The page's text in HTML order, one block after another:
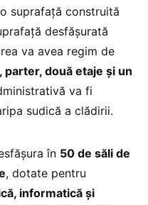
suprafață construită
desfășurată
va avea regim de
parter, două etaje și un
va fi
sudică a clădirii.
în 50 de săli de
, dotate pentru
informatică și